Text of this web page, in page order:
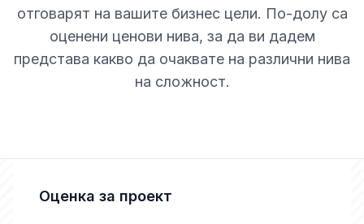
отговарят на вашите бизнес цели. По-долу са
оценени ценови нива, за да ви дадем
представа какво да очаквате на различни нива
на сложност.
Оценка за проект